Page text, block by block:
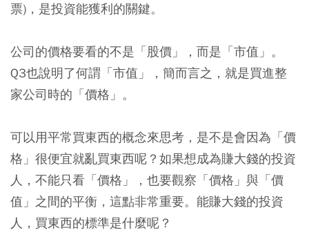
票)，是投資能獲利的關鍵。
公司的價格要看的不是「股價」，而是「市值」。
Q3也說明了何謂「市值」，簡而言之，就是買進整
家公司時的「價格」。
可以用平常買東西的概念來思考，是不是會因為「價
格」很便宜就亂買東西呢？如果想成為賺大錢的投資
人，不能只看「價格」，也要觀察「價格」與「價
值」之間的平衡，這點非常重要。能賺大錢的投資
人，買東西的標準是什麼呢？